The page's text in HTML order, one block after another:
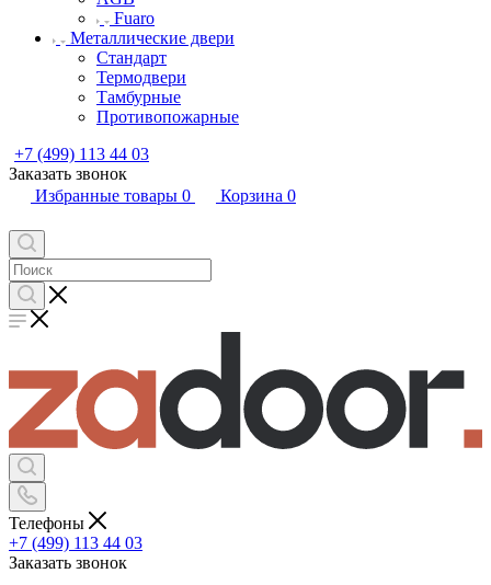
Fuaro
Металлические двери
Стандарт
Термодвери
Тамбурные
Противопожарные
+7 (499) 113 44 03
Заказать звонок
Избранные товары 0 Корзина 0
Телефоны
+7 (499) 113 44 03
Заказать звонок